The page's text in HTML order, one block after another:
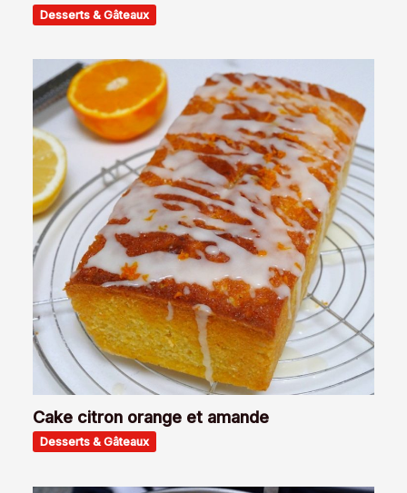
Desserts & Gâteaux
Cake citron orange et amande
Desserts & Gâteaux